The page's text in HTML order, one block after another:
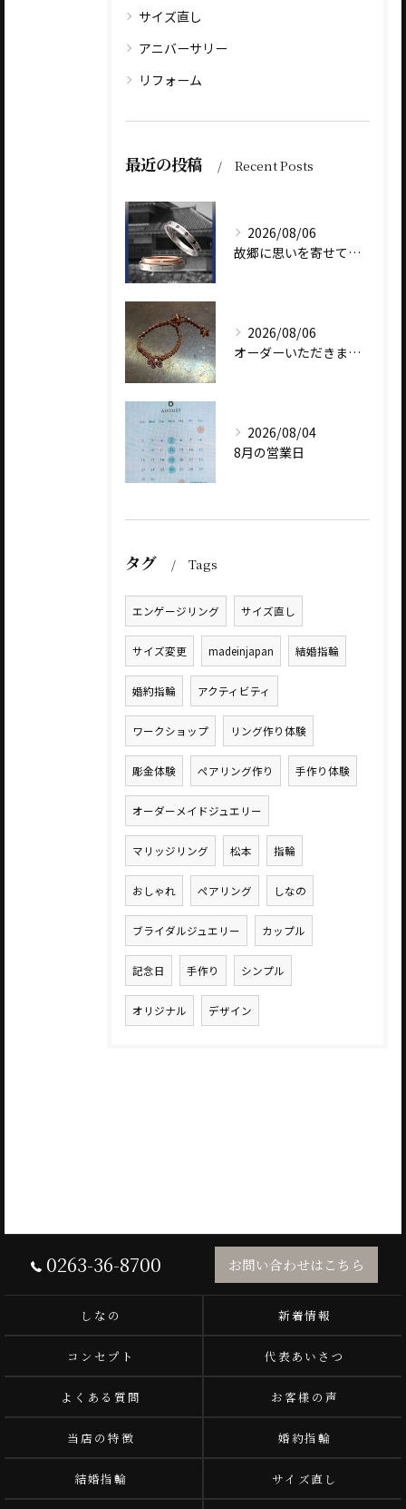
サイズ直し
アニバーサリー
リフォーム
最近の投稿 Recent Posts
2026/08/06
故郷に思いを寄せて～オリジナルブランド【Shinano(しな...
2026/08/06
オーダーいただきました、AbHeri 『dew 露』の新作で...
2026/08/04
8月の営業日
タグ Tags
エンゲージリング サイズ直し
サイズ変更 madeinjapan 結婚指輪
婚約指輪 アクティビティ
ワークショップ リング作り体験
彫金体験 ペアリング作り 手作り体験
オーダーメイドジュエリー
マリッジリング 松本 指輪
おしゃれ ペアリング しなの
ブライダルジュエリー カップル
記念日 手作り シンプル
オリジナル デザイン
0263-36-8700 お問い合わせはこちら
しなの 新着情報
コンセプト 代表あいさつ
よくある質問 お客様の声
当店の特徴 婚約指輪
結婚指輪 サイズ直し